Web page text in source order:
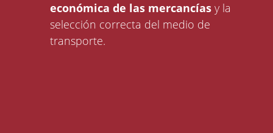
económica de las mercancías y la
selección correcta del medio de
transporte.